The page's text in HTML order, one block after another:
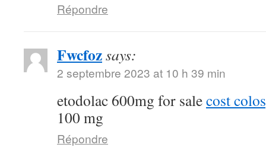
Répondre
Fwcfozsays:
2 septembre 2023 at 10 h 39 min
etodolac 600mg for salecost
100 mg
Répondre